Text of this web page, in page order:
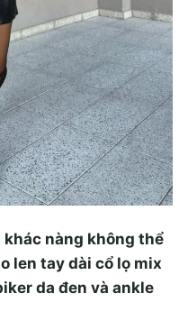
nàng không thể
len tay dài cổ lọ mix
da đen và ankle